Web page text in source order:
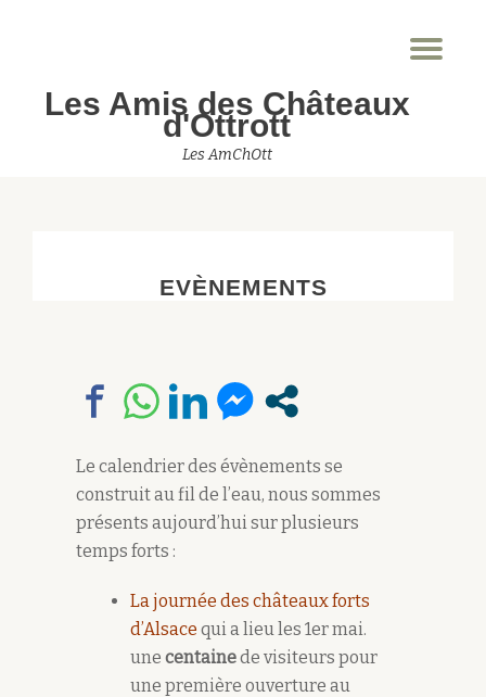
contenuLes Amis des Châteaux
d'Ottrott
Les AmChOtt
EVÈNEMENTS
Le calendrier des évènements se
construit au fil de l’eau, nous sommes
présents aujourd’hui sur plusieurs
temps forts :
La journée des châteaux forts
d’Alsace qui a lieu les 1er mai.
une centainede visiteurs pour
une première ouverture au